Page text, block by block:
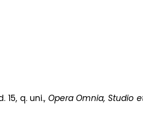
15, q. uni., Opera Omnia, Studio